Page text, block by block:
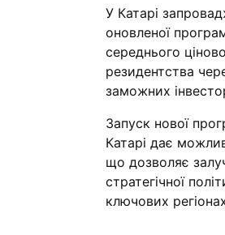
У Катарі
оновленої
середнього
резидентства
заможних
Запуск нової
Катарі дає
що дозволяє
стратегічної
ключових